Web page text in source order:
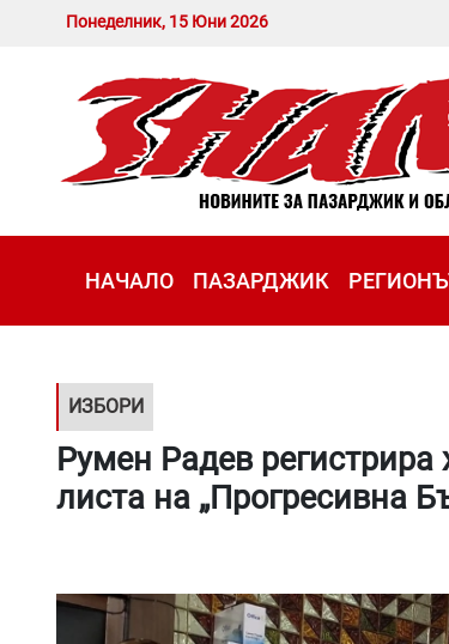
Понеделник, 15 Юни 2026
НАЧАЛО ПАЗАРДЖИК
ИЗБОРИ
Румен Радев
листа на „Прогресивна